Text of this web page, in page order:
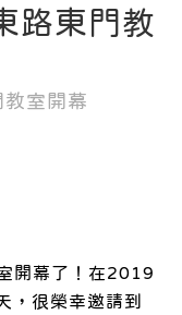
路東門教
室開幕
開幕了！在2019
，很榮幸邀請到